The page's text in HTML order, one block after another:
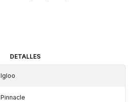
DETALLES
Igloo
Pinnacle